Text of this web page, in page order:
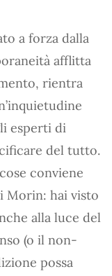
a forza dalla
afflitta
rientra
esperti di
del tutto.
conviene
Morin: hai visto
alla luce del
(o il non-
possa